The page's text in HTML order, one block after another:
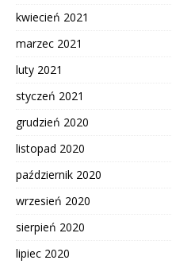
kwiecień 2021
marzec 2021
luty 2021
styczeń 2021
grudzień 2020
listopad 2020
październik 2020
wrzesień 2020
sierpień 2020
lipiec 2020